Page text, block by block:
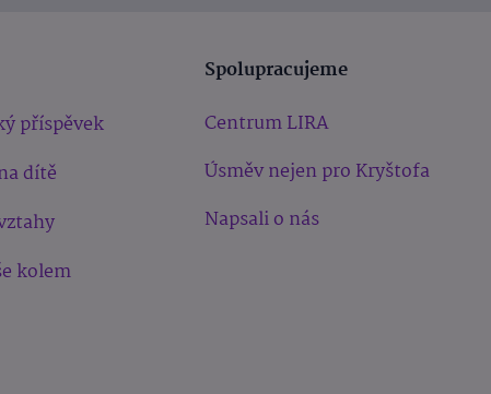
příspěvek
dítě
kolem
Spolupracujeme
Centrum LIRA
Úsměv nejen pro Kryštofa
Napsali o nás